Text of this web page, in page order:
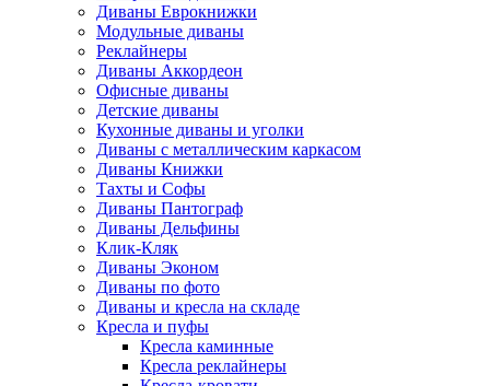
Диваны Еврокнижки
Модульные диваны
Реклайнеры
Диваны Аккордеон
Офисные диваны
Детские диваны
Кухонные диваны и уголки
Диваны с металлическим каркасом
Диваны Книжки
Тахты и Софы
Диваны Пантограф
Диваны Дельфины
Клик-Кляк
Диваны Эконом
Диваны по фото
Диваны и кресла на складе
Кресла и пуфы
Кресла каминные
Кресла реклайнеры